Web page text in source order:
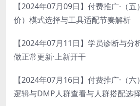
【2024年07月09日】付费推广·（
价）模式选择与工具适配节奏解析
【2024年07月11日】学员诊断与分
做正常更新·上新开干
【2024年07月16日】付费推广·（
逻辑与DMP人群查看与人群搭配选择